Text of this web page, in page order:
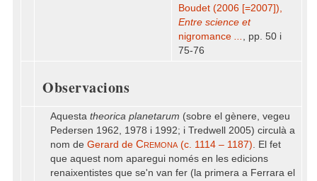
Boudet (2006 [=2007]),
Entre science et
nigromance ... , pp. 50 i
75-76
Observacions
Aquesta theorica planetarum (sobre el gènere, vegeu
Pedersen 1962, 1978 i 1992; i Tredwell 2005) circulà a
nom de Gerard de Cremona(c. 1114 – 1187). El fet
que aquest nom aparegui només en les edicions
renaixentistes que se'n van fer (la primera a Ferrara el